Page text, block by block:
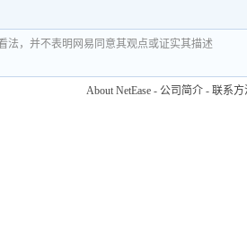
法，并不表明网易同意其观点或证实其描述
About NetEase - 公司简介 - 联系方